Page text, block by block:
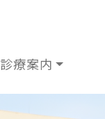
診療案内